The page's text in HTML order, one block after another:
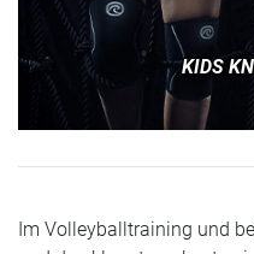
KIDS
Im Volleyballtraining und